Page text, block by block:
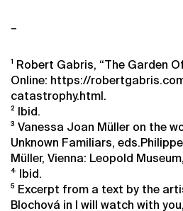
–
¹ Robert Gabris, “The Garden
Online: https://
catastrophy.html.
² Ibid.
³ Vanessa Joan Müller on the
Unknown Familiars,
Müller, Vienna: Leopold
⁴ Ibid.
⁵ Excerpt from a text by the
Blochová in I will watch with